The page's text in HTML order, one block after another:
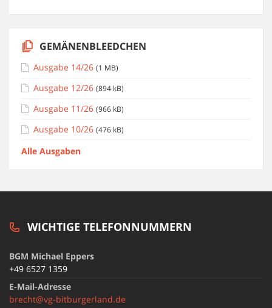
GEMÄNENBLEEDCHEN
Ausgabe 14/26 (1 MB)
Ausgabe 12/26 (894 kB)
Ausgabe 11/26 (966 kB)
Ausgabe 10/26 (476 kB)
Alle Ausgaben
WICHTIGE TELEFONNUMMERN
BGM Michael Eppers
+49 6527 1359
E-Mail-Adresse
brecht@vg-bitburgerland.de